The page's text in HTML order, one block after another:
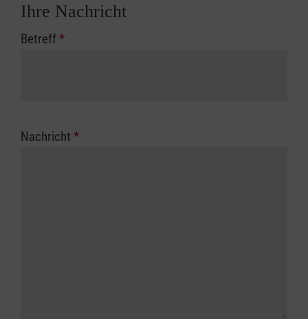
Ihre Nachricht
Betreff*
Nachricht *